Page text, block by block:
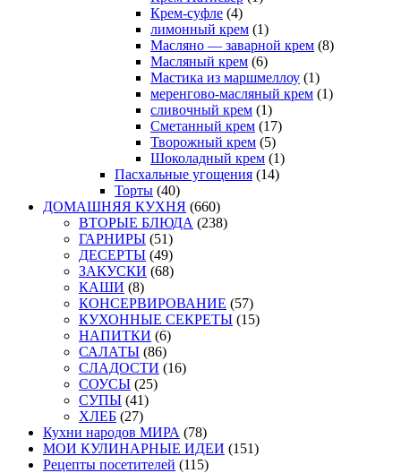
Крем-суфле (4)
лимонный крем (1)
Масляно — заварной крем (8)
Масляный крем (6)
Мастика из маршмеллоу (1)
меренгово-масляный крем (1)
сливочный крем (1)
Сметанный крем (17)
Творожный крем (5)
Шоколадный крем (1)
Пасхальные угощения (14)
Торты (40)
ДОМАШНЯЯ КУХНЯ (660)
ВТОРЫЕ БЛЮДА (238)
ГАРНИРЫ (51)
ДЕСЕРТЫ (49)
ЗАКУСКИ (68)
КАШИ (8)
КОНСЕРВИРОВАНИЕ (57)
КУХОННЫЕ СЕКРЕТЫ (15)
НАПИТКИ (6)
САЛАТЫ (86)
СЛАДОСТИ (16)
СОУСЫ (25)
СУПЫ (41)
ХЛЕБ (27)
Кухни народов МИРА (78)
МОИ КУЛИНАРНЫЕ ИДЕИ (151)
Рецепты посетителей (115)